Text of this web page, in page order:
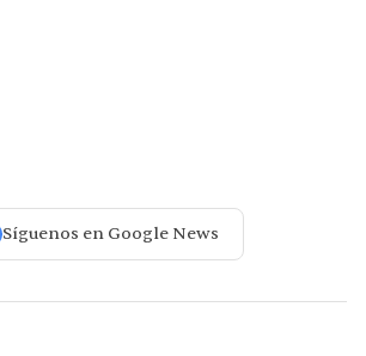
Síguenos en Google News